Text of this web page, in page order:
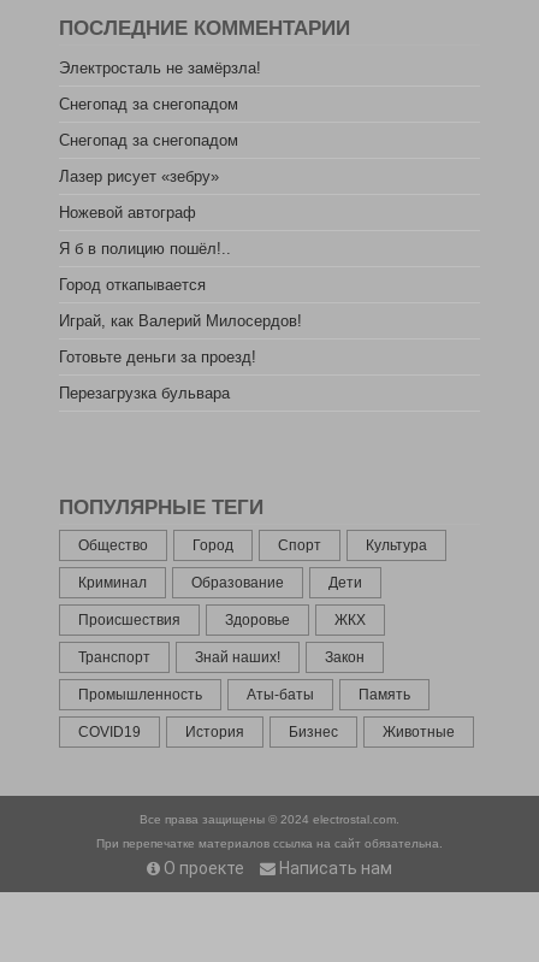
ПОСЛЕДНИЕ КОММЕНТАРИИ
Электросталь не замёрзла!
Снегопад за снегопадом
Снегопад за снегопадом
Лазер рисует «зебру»
Ножевой автограф
Я б в полицию пошёл!..
Город откапывается
Играй, как Валерий Милосердов!
Готовьте деньги за проезд!
Перезагрузка бульвара
ПОПУЛЯРНЫЕ ТЕГИ
Общество Город Спорт Культура
Криминал Образование Дети
Происшествия Здоровье ЖКХ
Транспорт Знай наших! Закон
Промышленность Аты-баты Память
COVID19 История Бизнес Животные
Все права защищены © 2024 electrostal.com.
При перепечатке материалов ссылка на сайт обязательна.
О проекте Написать нам